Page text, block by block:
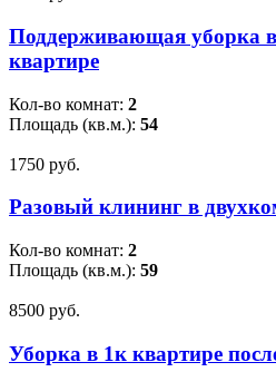
Поддерживающая уборка
квартире
Кол-во комнат: 2
Площадь (кв.м.): 54
1750 pуб.
Разовый клининг в
Кол-во комнат: 2
Площадь (кв.м.): 59
8500 pуб.
Уборка в 1к квартире